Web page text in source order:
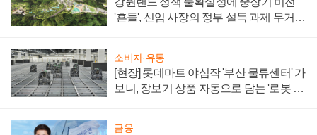
'흔들', 신임 사장의 정부 설득 과제 무거워
소비자·유통
[현장] 롯데마트 야심작 '부산 물류센터' 가
보니, 장보기 상품 자동으로 담는 '로봇 40
금융